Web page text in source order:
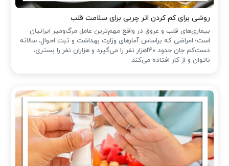
روشی برای کم کردن اثر چربی برای سلامت قلب
بیماری‌های قلب و عروق در واقع مهم‌ترین عامل مرگ‌ومیر ایرانیان
است؛ امراضی که براساس آمارهای وزارت بهداشت و ثبت احوال، سالانه
دست‌کم جان حدود 140هزار نفر را می‌گیرد و هزاران نفر را بستری،
ناتوان و از کار افتاده می‌کند.